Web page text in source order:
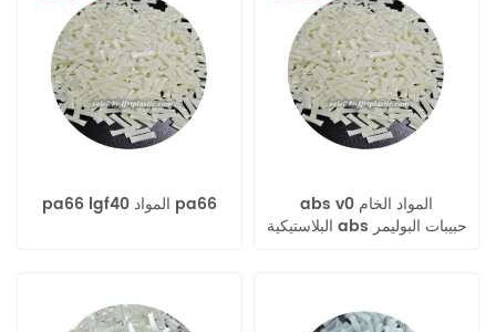
pa66 lgf40 المواد pa66
abs v0 المواد الخام
البلاستيكية abs حبيبات البوليمر